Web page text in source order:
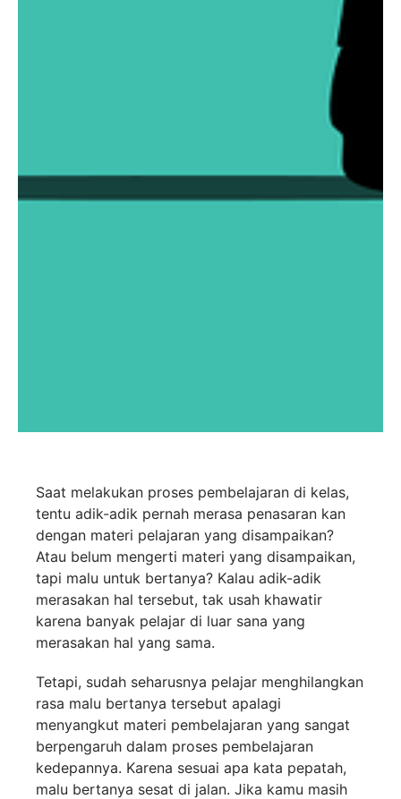
Saat melakukan proses pembelajaran di kelas,
tentu adik-adik pernah merasa penasaran kan
dengan materi pelajaran yang disampaikan?
Atau belum mengerti materi yang disampaikan,
tapi malu untuk bertanya? Kalau adik-adik
merasakan hal tersebut, tak usah khawatir
karena banyak pelajar di luar sana yang
merasakan hal yang sama.
Tetapi, sudah seharusnya pelajar menghilangkan
rasa malu bertanya tersebut apalagi
menyangkut materi pembelajaran yang sangat
berpengaruh dalam proses pembelajaran
kedepannya. Karena sesuai apa kata pepatah,
malu bertanya sesat di jalan. Jika kamu masih